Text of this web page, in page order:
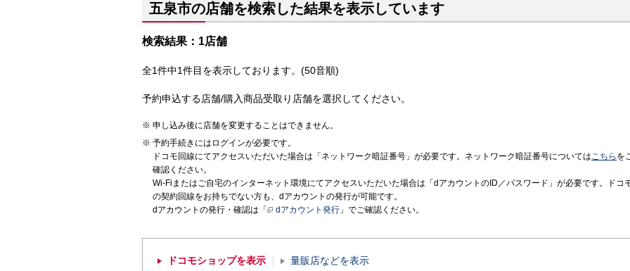
五泉市の店舗を検索した結果を表示しています
検索結果：1店舗
全1件中1件目を表示しております。(50音順)
予約申込する店舗/購入商品受取り店舗を選択してください。
申し込み後に店舗を変更することはできません。
予約手続きにはログインが必要です。
ドコモ回線にてアクセスいただいた場合は「ネットワーク暗証番号」が必要です。ネットワーク暗証番号についてはこちら を
確認ください。
Wi-Fiまたはご自宅のインターネット環境にてアクセスいただいた場合は「dアカウントのID／パスワード」が必要です。ドコ
の契約回線をお持ちでない方も、dアカウントの発行が可能です。
dアカウントの発行・確認は「
dアカウント発行 」でご確認ください。
ドコモショップを表示 量販店などを表示